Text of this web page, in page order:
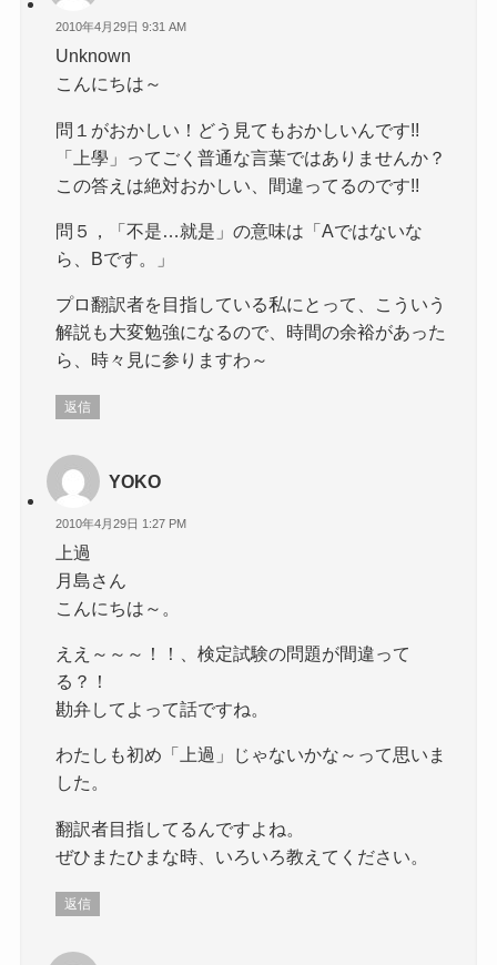
2010年4月29日 9:31 AM
Unknown
こんにちは～
問１がおかしい！どう見てもおかしいんです!!
「上學」ってごく普通な言葉ではありませんか？
この答えは絶対おかしい、間違ってるのです!!
問５，「不是…就是」の意味は「Aではないな
ら、Bです。」
プロ翻訳者を目指している私にとって、こういう
解説も大変勉強になるので、時間の余裕があった
ら、時々見に参りますわ～
返信
YOKO
2010年4月29日 1:27 PM
上過
月島さん
こんにちは～。
ええ～～～！！、検定試験の問題が間違って
る？！
勘弁してよって話ですね。
わたしも初め「上過」じゃないかな～って思いま
した。
翻訳者目指してるんですよね。
ぜひまたひまな時、いろいろ教えてください。
返信